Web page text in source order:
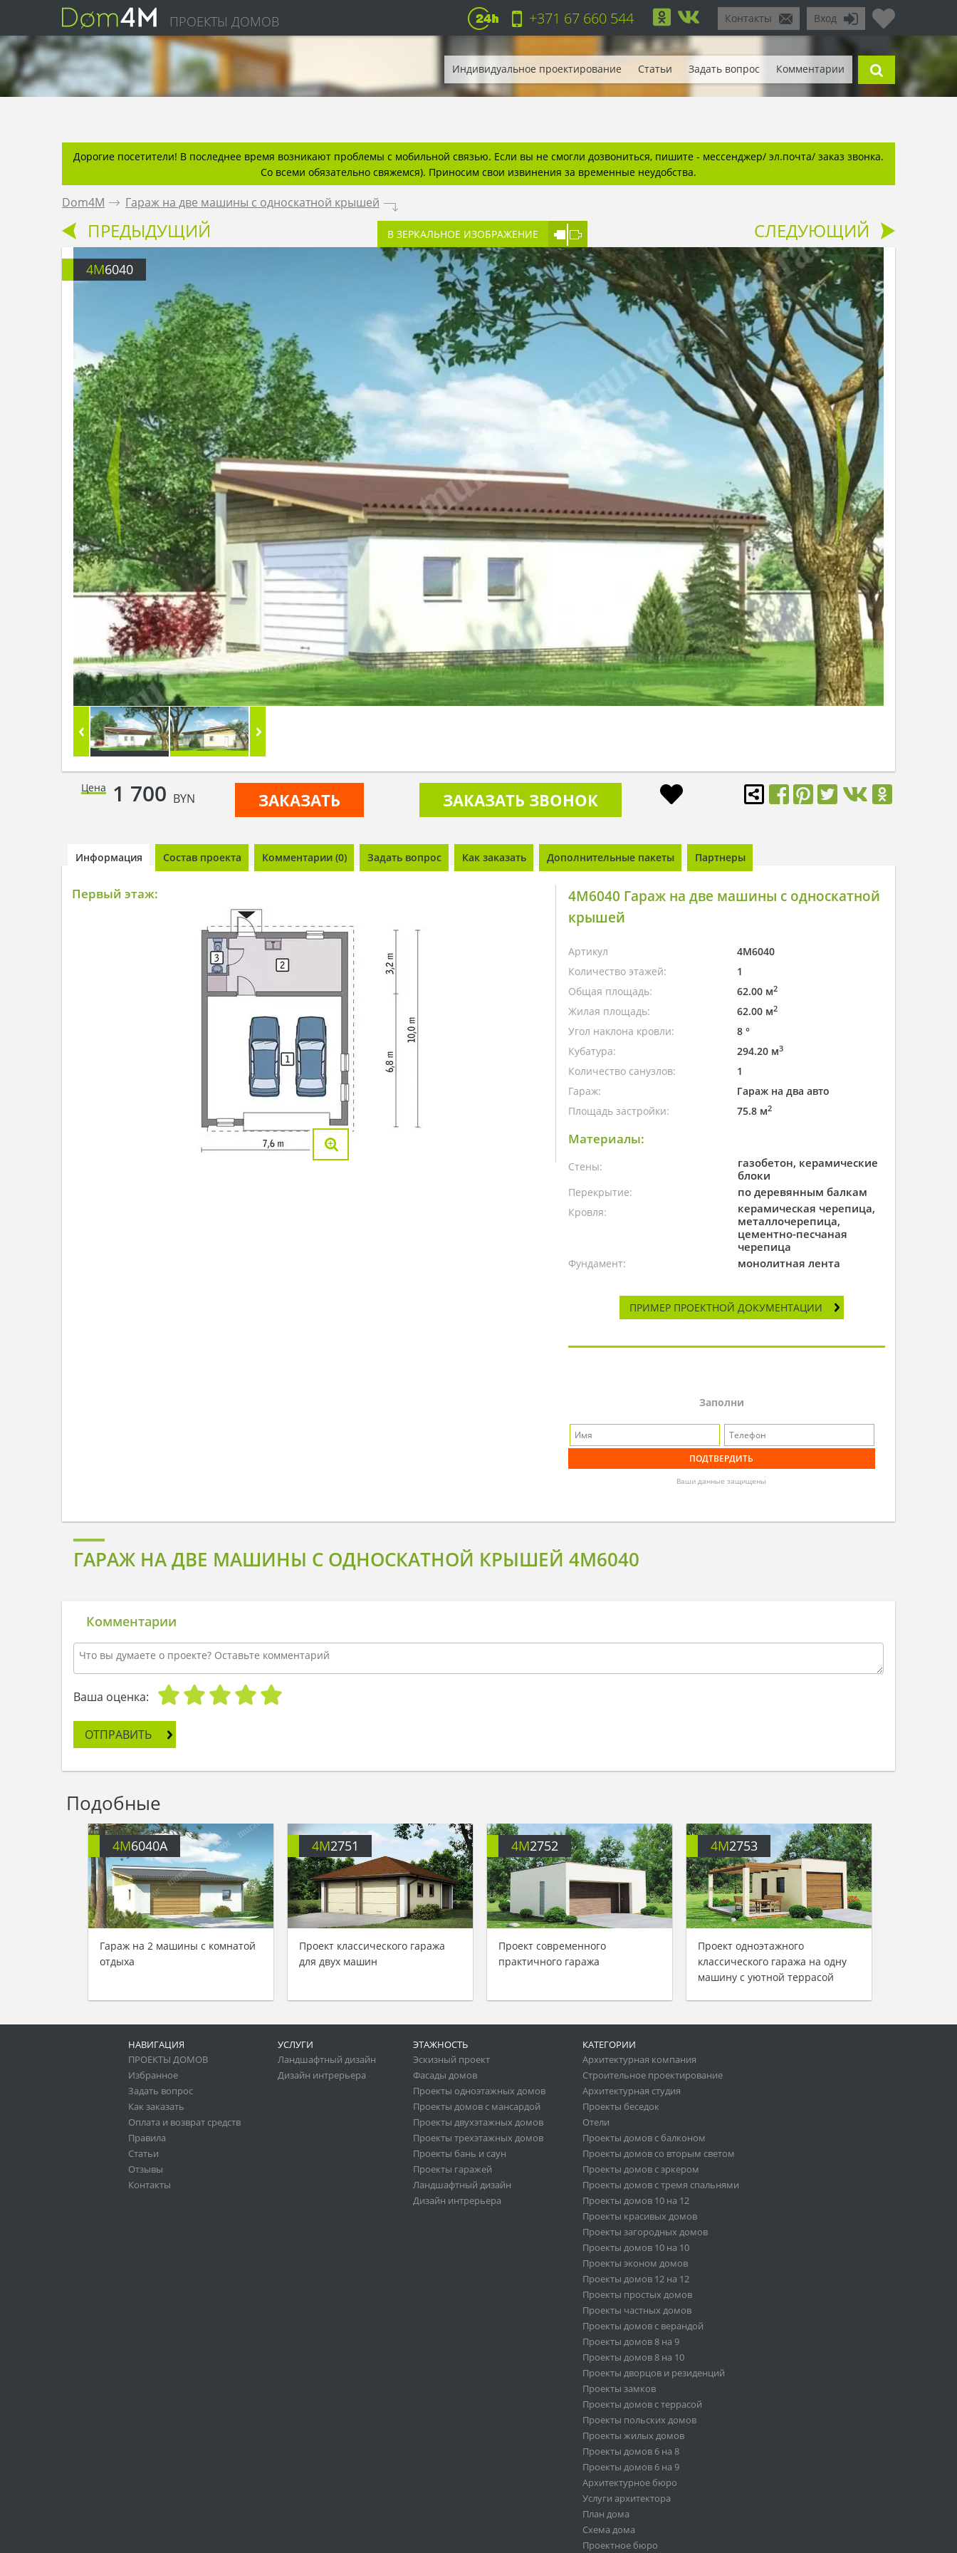
ПРОЕКТЫ ДОМОВ Вход
Контакты
+371 67 660 544
Индивидуальное проектирование Статьи Задать вопрос Комментарии
Дорогие посетители! В последнее время возникают проблемы с мобильной связью. Если вы не смогли дозвониться, пишите - мессенджер/ эл.почта/ заказ звонка.
Со всеми обязательно свяжемся). Приносим свои извинения за временные неудобства.
Dom4M . Гараж на две машины с односкатной крышей .
ПРЕДЫДУЩИЙ В ЗЕРКАЛЬНОЕ ИЗОБРАЖЕНИЕ СЛЕДУЮЩИЙ
4M6040
Цена 1 700 BYN ЗАКАЗАТЬ ЗАКАЗАТЬ ЗВОНОК
Информация Состав проекта Комментарии (0) Задать вопрос Как заказать Дополнительные пакеты Партнеры
Первый этаж:
4M6040 Гараж на две машины с односкатной
крышей
Артикул
4M6040
Количество этажей:
1
Общая площадь:
62.00 м2
Жилая площадь: 62.00 м2
Угол наклона кровли:
8 °
Кубатура:
294.20 м3
Количество санузлов:
1
Гараж:
Гараж на два авто
Площадь застройки:
75.8 м2
Материалы:
Стены:
газобетон, керамические
блоки
Перекрытие: по деревянным балкам
Кровля:
керамическая черепица,
металлочерепица,
цементно-песчаная
черепица
Фундамент: монолитная лента
ПРИМЕР ПРОЕКТНОЙ ДОКУМЕНТАЦИИ
Заполни
Ваши данные защищены
ГАРАЖ НА ДВЕ МАШИНЫ С ОДНОСКАТНОЙ КРЫШЕЙ 4M6040
Комментарии
Ваша оценка:
ОТПРАВИТЬ
Подобные
4M6040A
Гараж на 2 машины с комнатой
отдыха
4M2751
Проект классического гаража
для двух машин
4M2752
Проект современного
практичного гаража
4M2753
Проект одноэтажного
классического гаража на одну
машину с уютной террасой
НАВИГАЦИЯ
ПРОЕКТЫ ДОМОВ
Избранное
Задать вопрос
Как заказать
Оплата и возврат средств
Правила
Статьи
Отзывы
Контакты
УСЛУГИ
Ландшафтный дизайн
Дизайн интрерьера
ЭТАЖНОСТЬ
Эскизный проект
Фасады домов
Проекты одноэтажных домов
Проекты домов с мансардой
Проекты двухэтажных домов
Проекты трехэтажных домов
Проекты бань и саун
Проекты гаражей
Ландшафтный дизайн
Дизайн интрерьера
КАТЕГОРИИ
Архитектурная компания
Строительное проектирование
Архитектурная студия
Проекты беседок
Отели
Проекты домов с балконом
Проекты домов со вторым светом
Проекты домов с эркером
Проекты домов с тремя спальнями
Проекты домов 10 на 12
Проекты красивых домов
Проекты загородных домов
Проекты домов 10 на 10
Проекты эконом домов
Проекты домов 12 на 12
Проекты простых домов
Проекты частных домов
Проекты домов с верандой
Проекты домов 8 на 9
Проекты домов 8 на 10
Проекты дворцов и резиденций
Проекты замков
Проекты домов с террасой
Проекты польских домов
Проекты жилых домов
Проекты домов 6 на 8
Проекты домов 6 на 9
Архитектурное бюро
Услуги архитектора
План дома
Схема дома
Проектное бюро